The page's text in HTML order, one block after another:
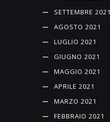
SETTEMBRE 2021
AGOSTO 2021
LUGLIO 2021
GIUGNO 2021
MAGGIO 2021
APRILE 2021
MARZO 2021
FEBBRAIO 2021